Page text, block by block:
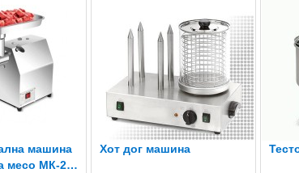
машина
месо MК-22
Хот дог машина